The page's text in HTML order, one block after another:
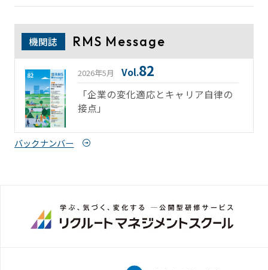
機関誌 RMS Message
「企業の変化適応とキャリア自律の
接点」
2026年5月 Vol.82
バックナンバー